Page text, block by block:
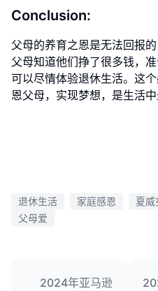
Conclusion:
父母的养育之恩是无法回报
父母知道他们挣了很多钱，
可以尽情体验退休生活。这
恩父母，实现梦想，是生活中
退休生活 家庭感恩 夏威
父母爱
2024年亚马逊